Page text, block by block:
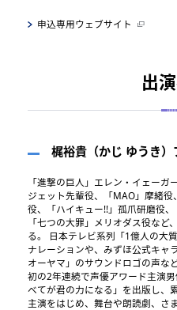
申込専用ウェブサイト
出
梶裕貴（かじ ゆうき
「進撃の巨人」エレン・イェーガ
ジェット先輩役、「MAO」摩緒
役、「ハイキュー!!」孤爪研磨役
「七つの大罪」メリオダス役な
る。 日本テレビ系列「1億人の大
ナレーションや、みずほ公式キャ
オーヤマ」のサウンドロゴの声な
初の2年連続で声優アワード主演
べてが君の力になる」を出版し、
主演をはじめ、舞台や朗読劇、さ